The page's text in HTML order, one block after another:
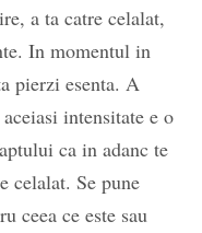
a ta catre celalat,
In momentul in
pierzi esenta. A
intensitate e o
ca in adanc te
celalat. Se pune
ceea ce este sau